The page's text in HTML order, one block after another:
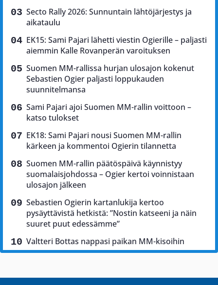
Secto Rally 2026: Sunnuntain lähtöjärjestys ja
aikataulu
EK15: Sami Pajari lähetti viestin Ogierille – paljasti
aiemmin Kalle Rovanperän varoituksen
Suomen MM-rallissa hurjan ulosajon kokenut
Sebastien Ogier paljasti loppukauden
suunnitelmansa
Sami Pajari ajoi Suomen MM-rallin voittoon –
katso tulokset
EK18: Sami Pajari nousi Suomen MM-rallin
kärkeen ja kommentoi Ogierin tilannetta
Suomen MM-rallin päätöspäivä käynnistyy
suomalaisjohdossa – Ogier kertoi voinnistaan
ulosajon jälkeen
Sebastien Ogierin kartanlukija kertoo
pysäyttävistä hetkistä: ”Nostin katseeni ja näin
suuret puut edessämme”
Valtteri Bottas nappasi paikan MM-kisoihin